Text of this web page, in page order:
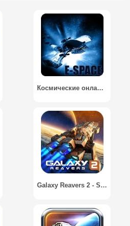
Космические онлайн бои 3D / E-Space
Galaxy Reavers 2 - Space RTS Battle